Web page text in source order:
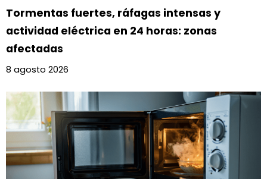
Tormentas fuertes, ráfagas intensas y
actividad eléctrica en 24 horas: zonas
afectadas
8 agosto 2026